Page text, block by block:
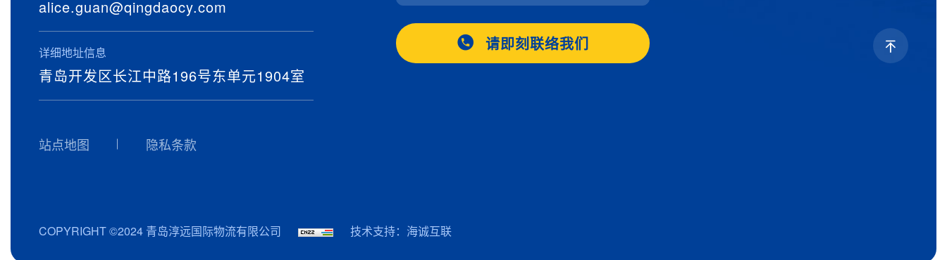
alice.guan@qingdaocy.com
详细地址信息
青岛开发区长江中路196号东单元1904室
站点地图 隐私条款
请即刻联络我们
COPYRIGHT ©2024 青岛淳远国际物流有限公司 技术支持：海诚互联